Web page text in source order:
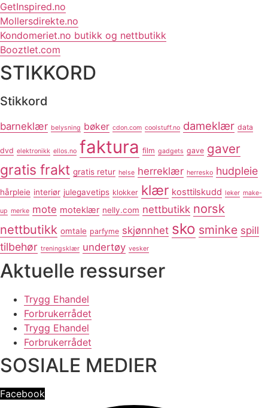
GetInspired.no
Mollersdirekte.no
Kondomeriet.no butikk og nettbutikk
Booztlet.com
STIKKORD
Stikkord
barneklær belysning bøker cdon.com coolstuff.no dameklær data
dvd elektronikk ellos.no faktura film gadgets gave gaver
gratis frakt gratis retur helse herreklær herresko hudpleie
hårpleie interiør julegavetips klokker klær kosttilskudd leker make-
up merke mote moteklær nelly.com nettbutikk norsk
nettbutikk omtale parfyme skjønnhet sko sminke spill
tilbehør treningsklær undertøy vesker
Aktuelle ressurser
Trygg Ehandel
Forbrukerrådet
Trygg Ehandel
Forbrukerrådet
SOSIALE MEDIER
Facebook